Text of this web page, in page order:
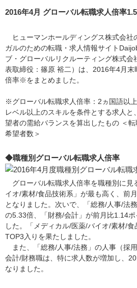
2016年4月 グローバル転職求人倍率
ヒューマンホールディングス株式会社
ガルのための転職・求人情報サイト
ブ・グローバルリクルーティング株式会
表取締役：篠原 裕二）は、2016年4月末
倍率※をまとめました。
※グローバル転職求人倍率：2ヵ国語以
レベル以上のスキルを条件とする求人
望者の需給バランスを算出したもの ＜
希望者数＞
◆職種別グローバル転職求人倍率
グローバル転職求人倍率を職種別に見
イオ/素材/食品技術系」が最も高く、前
となりました。次いで、「総務/人事/法
の5.33倍、「財務/会計」が前月比1.14
した。「メディカル/医薬/バイオ/素材/
TOP3入りを果たしました。
また、「総務/人事/法務」の人事（採
会計/財務職は、特に求人数が増加し、
なりました。